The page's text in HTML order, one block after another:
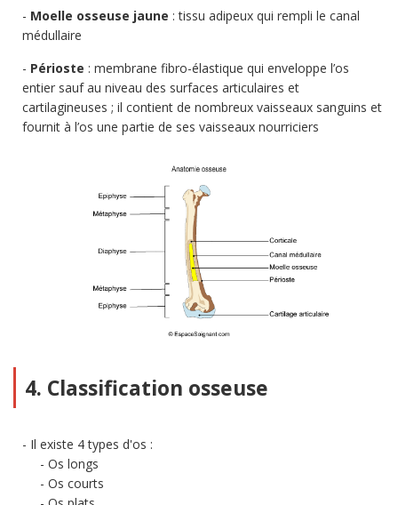
Moelle osseuse jaune : tissu adipeux qui rempli le canal
médullaire
Périoste : membrane fibro-élastique qui enveloppe l’os
entier sauf au niveau des surfaces articulaires et
cartilagineuses ; il contient de nombreux vaisseaux sanguins et
fournit à l’os une partie de ses vaisseaux nourriciers
4. Classification osseuse
Il existe 4 types d'os :
Os longs
Os courts